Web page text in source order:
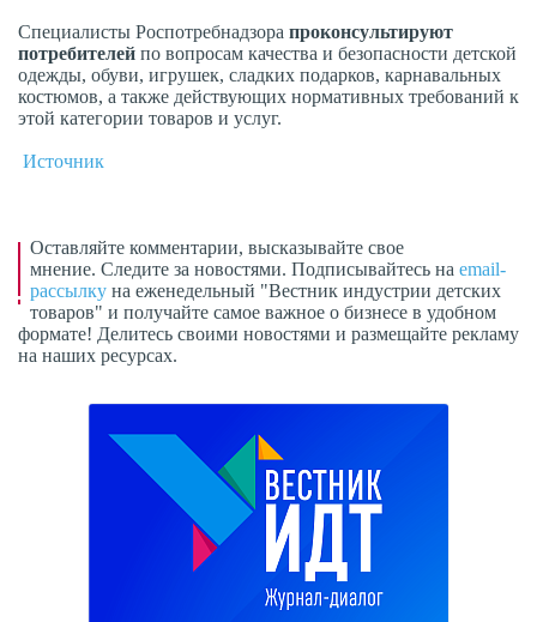
Специалисты Роспотребнадзора проконсультируют
потребителей по вопросам качества и безопасности детской
одежды, обуви, игрушек, сладких подарков, карнавальных
костюмов, а также действующих нормативных требований к
этой категории товаров и услуг.
Источник
Оставляйте комментарии, высказывайте свое
мнение. Следите за новостями. Подписывайтесь на email-
рассылку на еженедельный "Вестник индустрии детских
товаров" и получайте самое важное о бизнесе в удобном
формате! Делитесь своими новостями и размещайте рекламу
на наших ресурсах.